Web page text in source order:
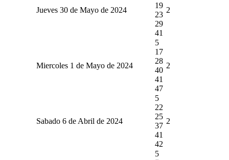
Jueves 30 de Mayo de 2024
19
23
29
41
2
Miercoles 1 de Mayo de 2024
5
17
28
40
41
47
2
Sabado 6 de Abril de 2024
5
22
25
37
41
42
2
5